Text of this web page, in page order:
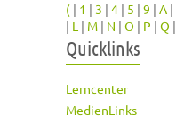
( | 1 | 3 | 4 | 5 | 9 | A |
| L | M | N | O | P | Q |
Quicklinks
Lerncenter
MedienLinks